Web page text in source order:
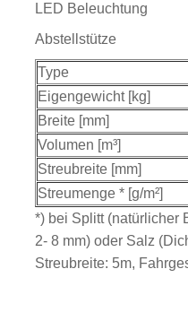
LED Beleuchtung
Abstellstütze
Type
Eigengewicht [kg]
Breite [mm]
Volumen [m³]
Streubreite [mm]
Streumenge * [g/m²]
*) bei Splitt (natürlicher
2- 8 mm) oder Salz
Streubreite: 5m,